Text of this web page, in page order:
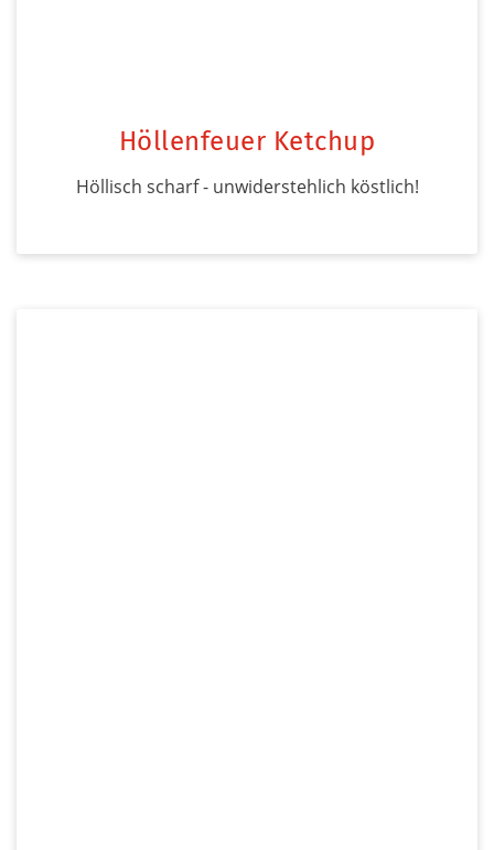
Höllenfeuer Ketchup
Höllisch scharf - unwiderstehlich köstlich!